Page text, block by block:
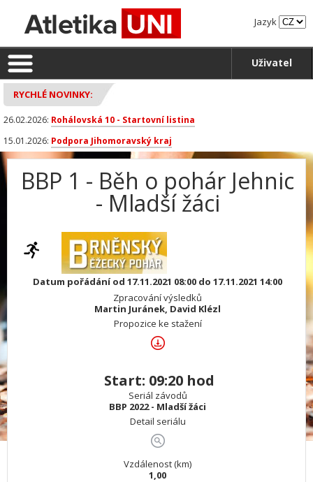
Jazyk
Uživatel
RYCHLÉ NOVINKY:
26.02.2026: Rohálovská 10 - Startovní listina
15.01.2026: Podpora Jihomoravský kraj
BBP 1 - Běh o pohár Jehnic
- Mladší žáci
Datum pořádání od 17.11.2021 08:00 do 17.11.2021 14:00
Zpracování výsledků
Martin Juránek, David Klézl
Propozice ke stažení
Start: 09:20 hod
Seriál závodů
BBP 2022 - Mladší žáci
Detail seriálu
Vzdálenost (km)
1,00